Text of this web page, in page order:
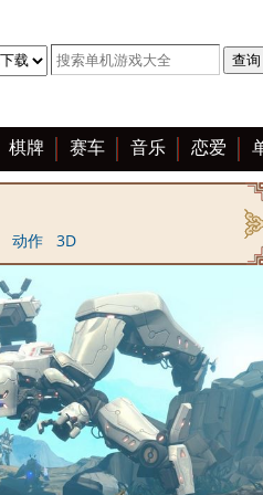
棋牌 赛车 音乐 恋爱
动作 3D